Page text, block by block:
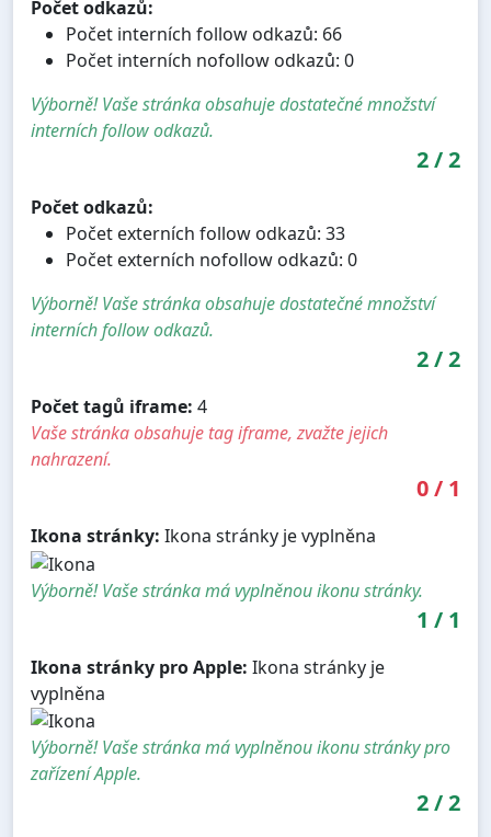
Počet odkazů:
Počet interních follow odkazů: 66
Počet interních nofollow odkazů: 0
Výborně! Vaše stránka obsahuje dostatečné množství
interních follow odkazů.
2/2
Počet odkazů:
Počet externích follow odkazů: 33
Počet externích nofollow odkazů: 0
Výborně! Vaše stránka obsahuje dostatečné množství
interních follow odkazů.
2/2
Počet tagů iframe: 4
Vaše stránka obsahuje tag iframe, zvažte jejich
nahrazení.
0/ 1
Ikona stránky: Ikona stránky je vyplněna
Výborně! Vaše stránka má vyplněnou ikonu stránky.
1 / 1
Ikona stránky pro Apple: Ikona stránky je
vyplněna
Výborně! Vaše stránka má vyplněnou ikonu stránky pro
zařízení Apple.
2/2